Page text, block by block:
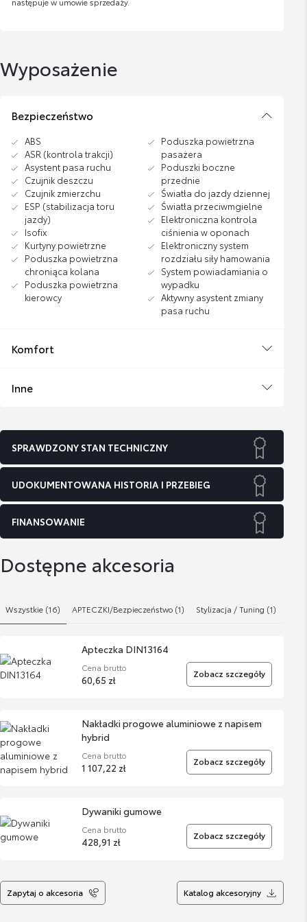
Wyposażenie
Bezpieczeństwo
ABS
ASR (kontrola trakcji)
Asystent pasa ruchu
Czujnik deszczu
Czujnik zmierzchu
ESP (stabilizacja toru
jazdy)
Isofix
Kurtyny powietrzne
Poduszka powietrzna
chroniąca kolana
Poduszka powietrzna
kierowcy
Poduszka powietrzna
pasażera
Poduszki boczne
przednie
Światła do jazdy dziennej
Światła przeciwmgielne
Elektroniczna kontrola
ciśnienia w oponach
Elektroniczny system
rozdziału siły hamowania
System powiadamiania o
wypadku
Aktywny asystent zmiany
pasa ruchu
Komfort
Inne
SPRAWDZONY STAN TECHNICZNY
UDOKUMENTOWANA HISTORIA I PRZEBIEG
FINANSOWANIE
Dostępne akcesoria
Wszystkie (16) APTECZKI/Bezpieczeństwo (1) Stylizacja / Tuning (1)
Apteczka DIN13164
Cena brutto
60,65 zł Zobacz szczegóły
Nakładki progowe aluminiowe z napisem
hybrid
Cena brutto
1 107,22 zł Zobacz szczegóły
Dywaniki gumowe
Cena brutto
428,91 zł Zobacz szczegóły
Dywaniki welurowe
Cena brutto
Zapytaj o akcesoria Katalog akcesoryjny